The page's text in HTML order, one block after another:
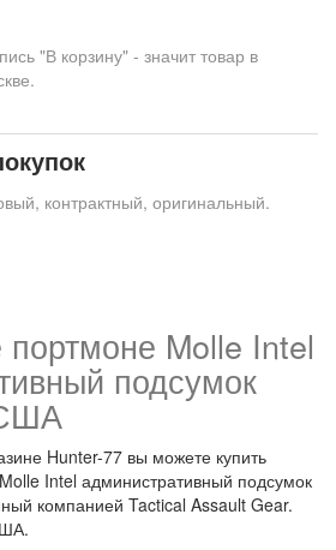
"В корзину" - значит товар в
контрактный, оригинальный.
портмоне Molle Intel
подсумок
Hunter-77 вы можете купить
Intel административный подсумок
компанией Tactical Assault Gear.